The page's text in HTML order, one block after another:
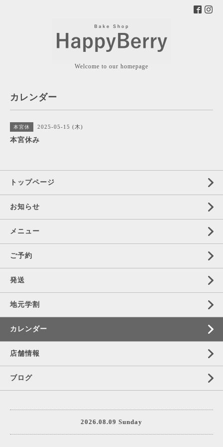
Welcome to our homepage
カレンダー
本宮休 2025-05-15 (木)
本宮休み
トップページ
お知らせ
メニュー
ご予約
発送
地元学割
カレンダー
店舗情報
ブログ
2026.08.09 Sunday